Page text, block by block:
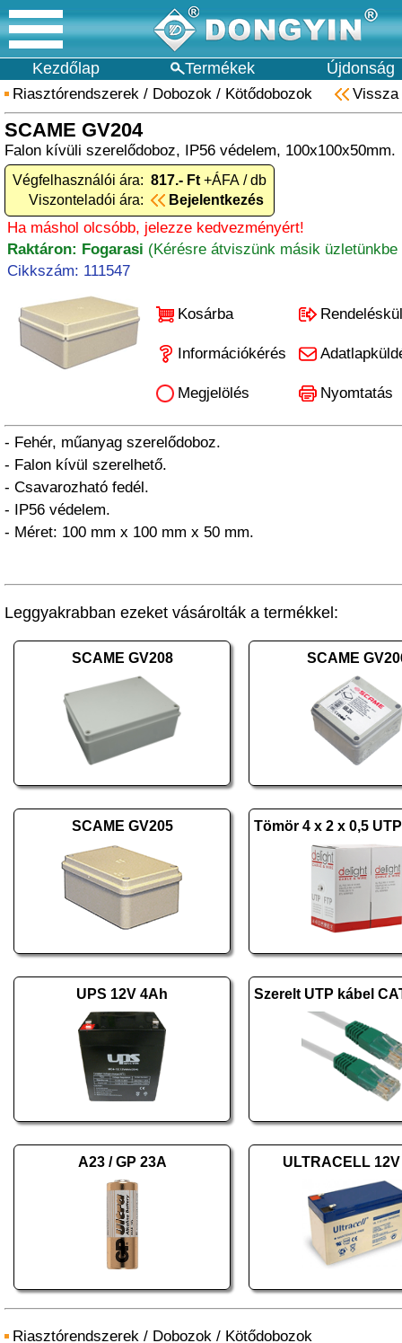
Kezdőlap Termékek Újdonság
Riasztórendszerek / Dobozok / Kötődobozok Vissza
SCAME GV204
Falon kívüli szerelődoboz, IP56 védelem, 100x100x50mm.
Végfelhasználói ára: 817.- Ft +ÁFA / db
Viszonteladói ára:
Bejelentkezés
Ha máshol olcsóbb, jelezze kedvezményért!
Raktáron: Fogarasi (Kérésre átviszünk másik üzletünkbe
Cikkszám: 111547
Kosárba
Információkérés
Megjelölés Nyomtatás
- Fehér, műanyag szerelődoboz.
- Falon kívül szerelhető.
- Csavarozható fedél.
- IP56 védelem.
- Méret: 100 mm x 100 mm x 50 mm.
Leggyakrabban ezeket vásárolták a termékkel:
SCAME GV208 SCAME
SCAME GV205
UPS 12V 4Ah
A23 / GP 23A ULTRACELL
Riasztórendszerek / Dobozok / Kötődobozok